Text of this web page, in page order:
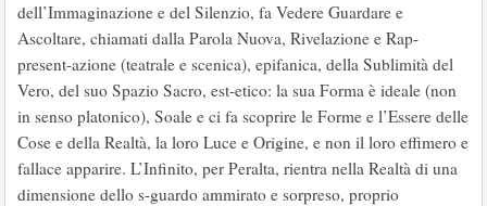
dell’Immaginazione e del Silenzio, fa Vedere Guardare e
Ascoltare, chiamati dalla Parola Nuova, Rivelazione e Rap-
present-azione (teatrale e scenica), epifanica, della Sublimità del
Vero, del suo Spazio Sacro, est-etico: la sua Forma è ideale (non
in senso platonico), Soale e ci fa scoprire le Forme e l’Essere delle
Cose e della Realtà, la loro Luce e Origine, e non il loro effimero e
fallace apparire. L’Infinito, per Peralta, rientra nella Realtà di una
dimensione dello s-guardo ammirato e sorpreso, proprio